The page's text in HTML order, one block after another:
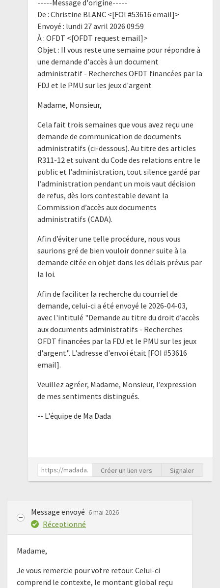
-----Message d'origine-----
De : Christine BLANC <[FOI #53616 email]>
Envoyé : lundi 27 avril 2026 09:59
À : OFDT <[OFDT request email]>
Objet : Il vous reste une semaine pour répondre à
une demande d'accès à un document
administratif - Recherches OFDT financées par la
FDJ et le PMU sur les jeux d'argent
Madame, Monsieur,
Cela fait trois semaines que vous avez reçu une
demande de communication de documents
administratifs (ci-dessous). Au titre des articles
R311-12 et suivant du Code des relations entre le
public et l’administration, tout silence gardé par
l’administration pendant un mois vaut décision
de refus, dès lors contestable devant la
Commission d’accès aux documents
administratifs (CADA).
Afin d’éviter une telle procédure, nous vous
saurions gré de bien vouloir donner suite à la
demande citée en objet dans les délais prévus par
la loi.
Afin de faciliter la recherche du courriel de
demande, celui-ci a été envoyé le 2026-04-03,
avec l'intitulé "Demande au titre du droit d’accès
aux documents administratifs - Recherches
OFDT financées par la FDJ et le PMU sur les jeux
d'argent". L'adresse d'envoi était [FOI #53616
email].
Veuillez agréer, Madame, Monsieur, l’expression
de mes sentiments distingués.
-- L'équipe de Ma Dada
Créer un lien vers Signaler
Message envoyé 6 mai 2026
Réceptionné
Madame,
Je vous remercie pour votre retour. Celui-ci
comprend le contexte, le montant global reçu